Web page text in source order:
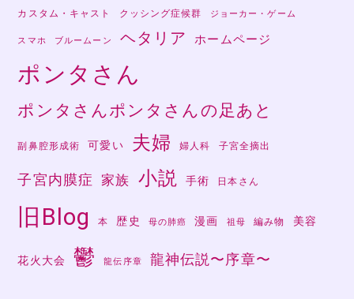
カスタム・キャスト
クッシング症候群 ジョーカー・ゲーム
スマホ ブルームーン ヘタリア ホームページ
ポンタさん
ポンタさんポンタさんの足あと
副鼻腔形成術 可愛い 夫婦 婦人科 子宮全摘出
子宮内膜症 家族 小説 手術 日本さん
旧Blog 本 歴史 母の肺癌 漫画 祖母 編み物 美容
花火大会 鬱 龍伝序章 龍神伝説〜序章〜